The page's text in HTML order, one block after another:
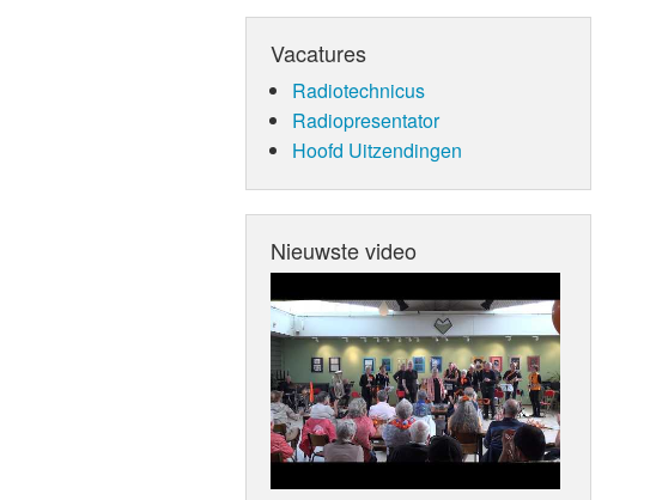
Vacatures
Radiotechnicus
Radiopresentator
Hoofd Uitzendingen
Nieuwste video